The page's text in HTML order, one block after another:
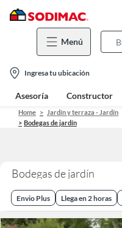
Menú
location-
icon
Ingresa tu ubicación
Asesoría Constructor
Home Jardín y terraza - Jardín
Bodegas de jardín
Bodegas de jardín
Envio Plus Llega en 2 horas